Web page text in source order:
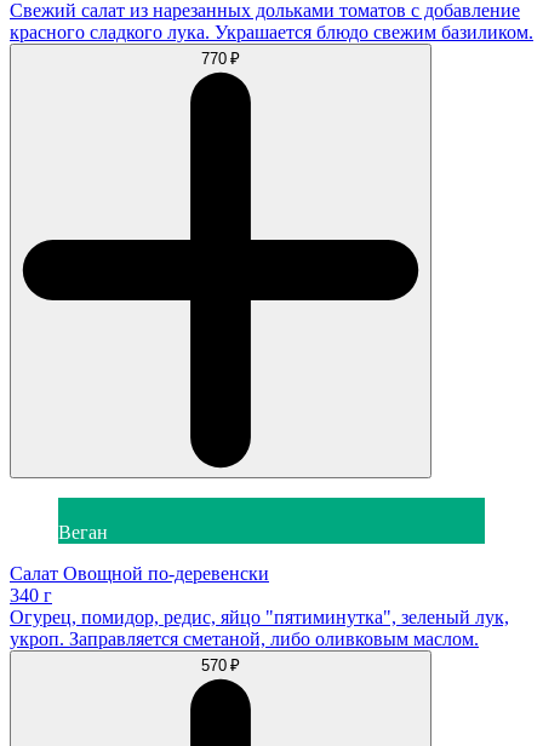
Свежий салат из нарезанных дольками томатов с добавление
красного сладкого лука. Украшается блюдо свежим базиликом.
770 ₽
Веган
Салат Овощной по-деревенски
340 г
Огурец, помидор, редис, яйцо "пятиминутка", зеленый лук,
укроп. Заправляется сметаной, либо оливковым маслом.
570 ₽